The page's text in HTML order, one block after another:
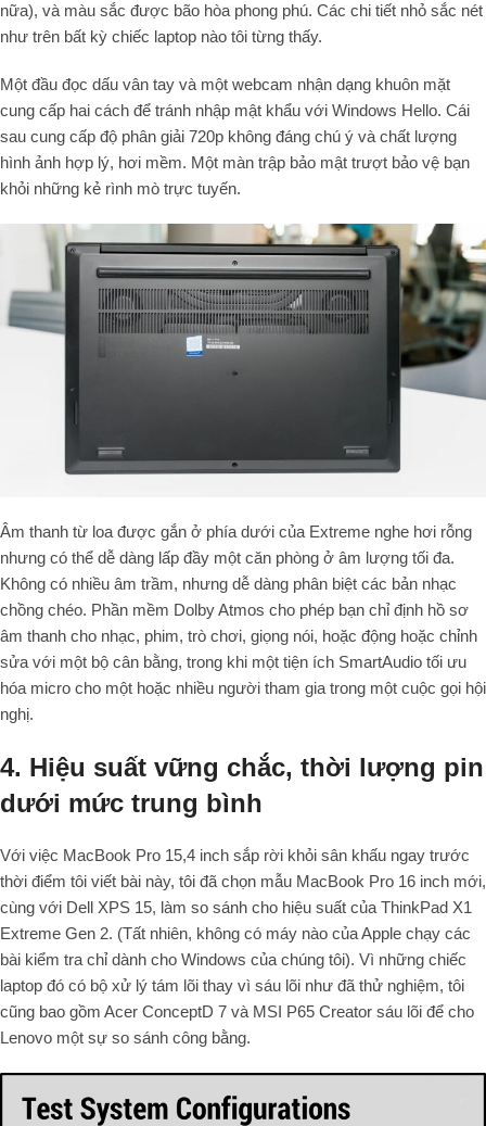
nữa), và màu sắc được bão hòa phong phú. Các chi tiết nhỏ sắc nét
như trên bất kỳ chiếc laptop nào tôi từng thấy.
Một đầu đọc dấu vân tay và một webcam nhận dạng khuôn mặt
cung cấp hai cách để tránh nhập mật khẩu với Windows Hello. Cái
sau cung cấp độ phân giải 720p không đáng chú ý và chất lượng
hình ảnh hợp lý, hơi mềm. Một màn trập bảo mật trượt bảo vệ bạn
khỏi những kẻ rình mò trực tuyến.
Âm thanh từ loa được gắn ở phía dưới của Extreme nghe hơi rỗng
nhưng có thể dễ dàng lấp đầy một căn phòng ở âm lượng tối đa.
Không có nhiều âm trầm, nhưng dễ dàng phân biệt các bản nhạc
chồng chéo. Phần mềm Dolby Atmos cho phép bạn chỉ định hồ sơ
âm thanh cho nhạc, phim, trò chơi, giọng nói, hoặc động hoặc chỉnh
sửa với một bộ cân bằng, trong khi một tiện ích SmartAudio tối ưu
hóa micro cho một hoặc nhiều người tham gia trong một cuộc gọi hội
nghị.
4. Hiệu suất vững chắc, thời lượng pin
dưới mức trung bình
Với việc MacBook Pro 15,4 inch sắp rời khỏi sân khấu ngay trước
thời điểm tôi viết bài này, tôi đã chọn mẫu MacBook Pro 16 inch mới,
cùng với Dell XPS 15, làm so sánh cho hiệu suất của ThinkPad X1
Extreme Gen 2. (Tất nhiên, không có máy nào của Apple chạy các
bài kiểm tra chỉ dành cho Windows của chúng tôi). Vì những chiếc
laptop đó có bộ xử lý tám lõi thay vì sáu lõi như đã thử nghiệm, tôi
cũng bao gồm Acer ConceptD 7 và MSI P65 Creator sáu lõi để cho
Lenovo một sự so sánh công bằng.